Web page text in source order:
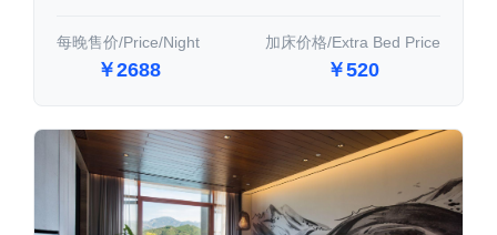
每晚售价/Price/Night
￥2688
加床价格/Extra Bed Price
￥520